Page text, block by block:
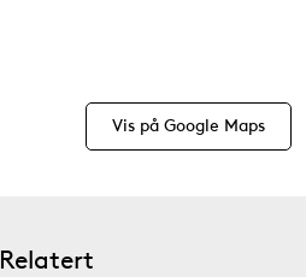
Vis på Google Maps
Relatert